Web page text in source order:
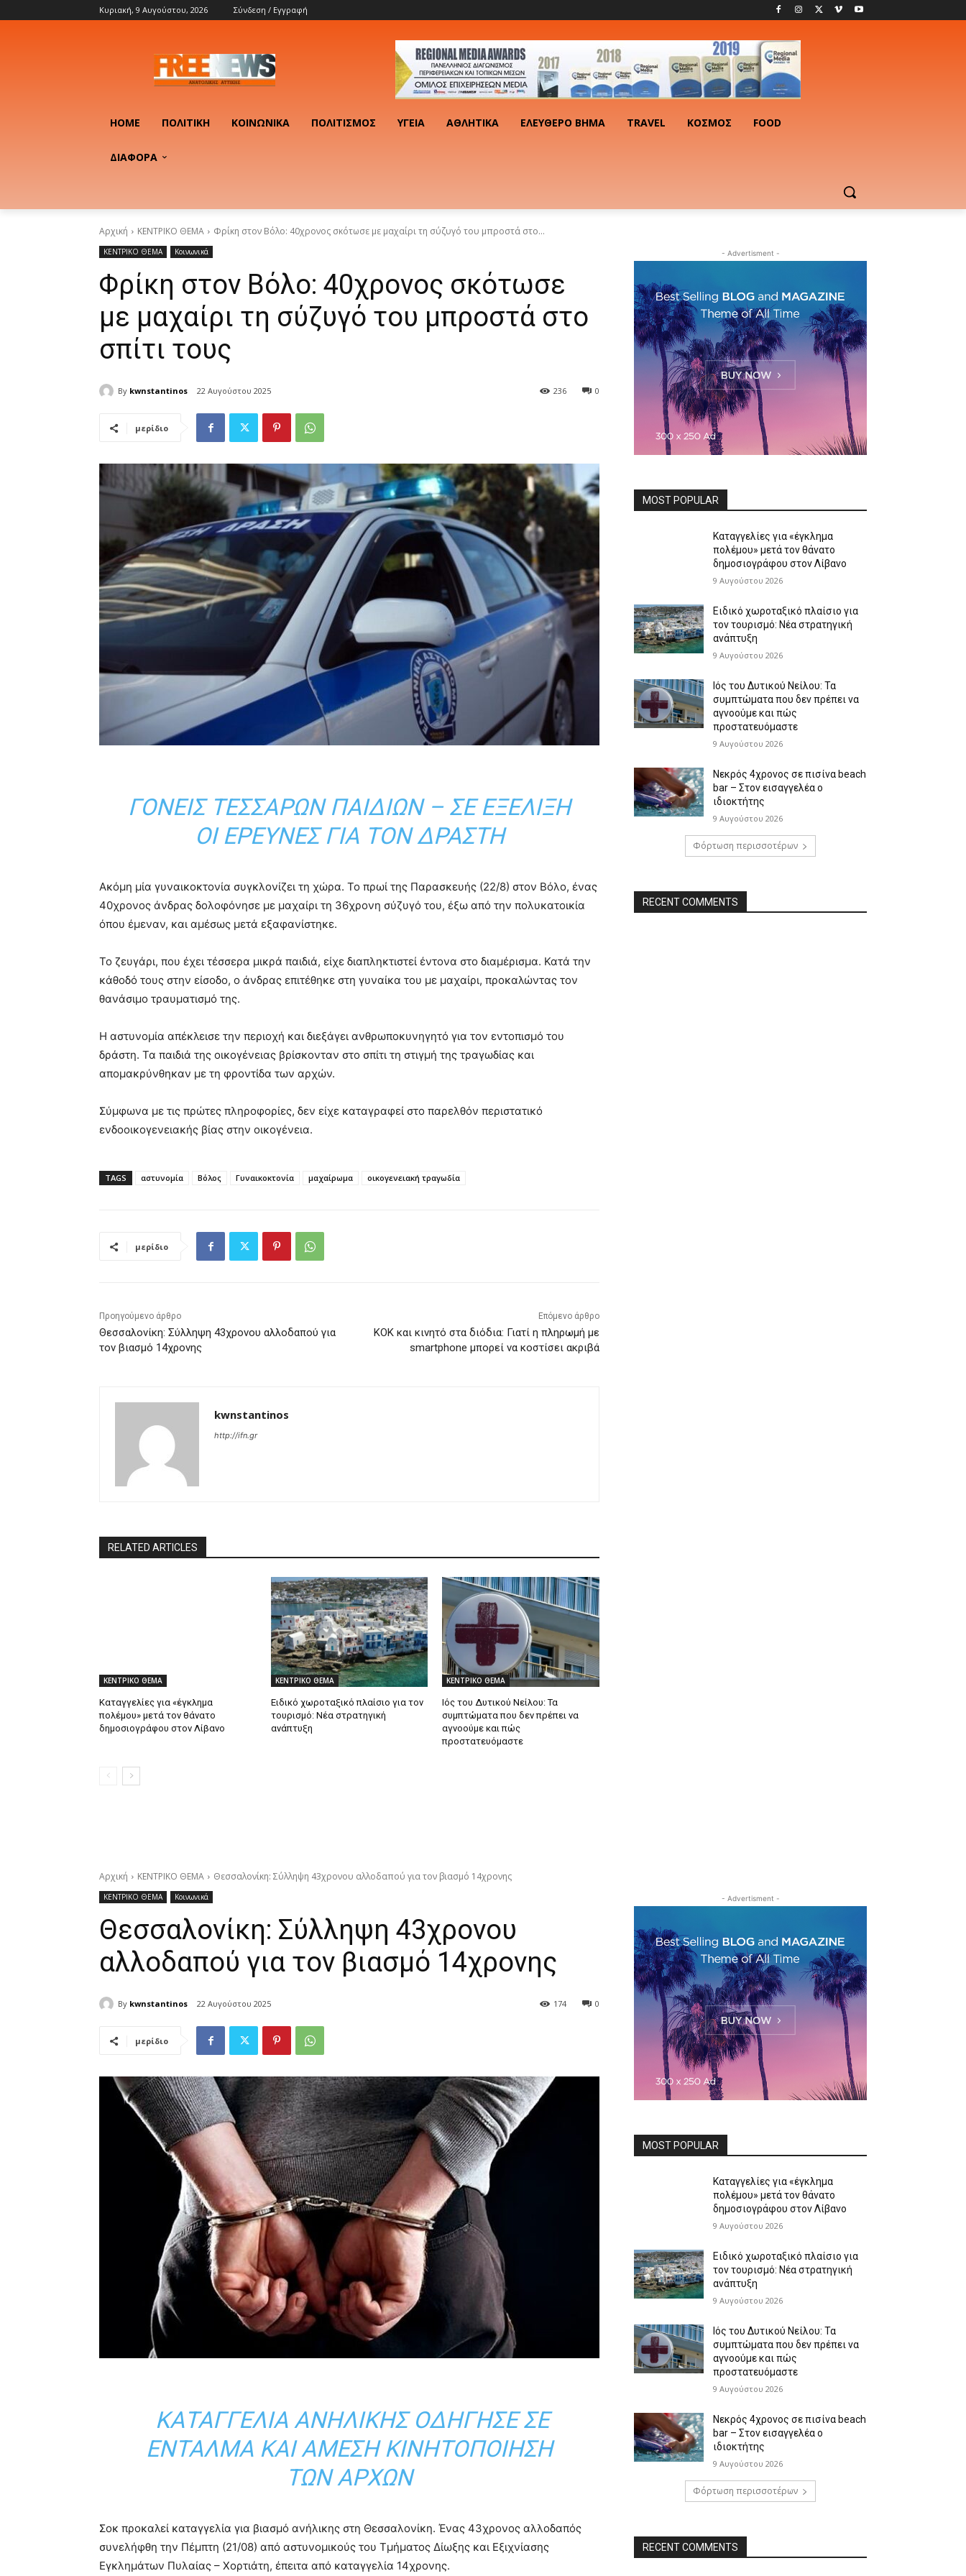
Κυριακή, 9 Αυγούστου, 2026 Σύνδεση / Εγγραφή
HOME ΠΟΛΙΤΙΚΉ ΚΟΙΝΩΝΙΚΆ ΠΟΛΙΤΙΣΜΌΣ ΥΓΕΊΑ ΑΘΛΗΤΙΚΆ ΕΛΕΎΘΕΡΟ ΒΉΜΑ TRAVEL ΚΟΣΜΟΣ FOOD
ΔΙΑΦΟΡΑ
Αρχική ΚΕΝΤΡΙΚΟ ΘΕΜΑ Φρίκη στον Βόλο: 40χρονος σκότωσε με μαχαίρι τη σύζυγό του μπροστά στο...
ΚΕΝΤΡΙΚΟ ΘΕΜΑ Κοινωνικά
Φρίκη στον Βόλο: 40χρονος σκότωσε
με μαχαίρι τη σύζυγό του μπροστά στο
σπίτι τους
By kwnstantinos 22 Αυγούστου 2025 0
236
μερίδιο
ΓΟΝΕΊΣ ΤΕΣΣΆΡΩΝ ΠΑΙΔΙΏΝ – ΣΕ ΕΞΈΛΙΞΗ
ΟΙ ΈΡΕΥΝΕΣ ΓΙΑ ΤΟΝ ΔΡΆΣΤΗ
Ακόμη μία γυναικοκτονία συγκλονίζει τη χώρα. Το πρωί της Παρασκευής (22/8) στον Βόλο, ένας
40χρονος άνδρας δολοφόνησε με μαχαίρι τη 36χρονη σύζυγό του, έξω από την πολυκατοικία
όπου έμεναν, και αμέσως μετά εξαφανίστηκε.
Το ζευγάρι, που έχει τέσσερα μικρά παιδιά, είχε διαπληκτιστεί έντονα στο διαμέρισμα. Κατά την
κάθοδό τους στην είσοδο, ο άνδρας επιτέθηκε στη γυναίκα του με μαχαίρι, προκαλώντας τον
θανάσιμο τραυματισμό της.
Η αστυνομία απέκλεισε την περιοχή και διεξάγει ανθρωποκυνηγητό για τον εντοπισμό του
δράστη. Τα παιδιά της οικογένειας βρίσκονταν στο σπίτι τη στιγμή της τραγωδίας και
απομακρύνθηκαν με τη φροντίδα των αρχών.
Σύμφωνα με τις πρώτες πληροφορίες, δεν είχε καταγραφεί στο παρελθόν περιστατικό
ενδοοικογενειακής βίας στην οικογένεια.
TAGS αστυνομία Βόλος Γυναικοκτονία μαχαίρωμα οικογενειακή τραγωδία
μερίδιο
Προηγούμενο άρθρο
Θεσσαλονίκη: Σύλληψη 43χρονου αλλοδαπού για
τον βιασμό 14χρονης
Επόμενο άρθρο
ΚΟΚ και κινητό στα διόδια: Γιατί η πληρωμή με
smartphone μπορεί να κοστίσει ακριβά
kwnstantinos
http://ifn.gr
RELATED ARTICLES
ΚΕΝΤΡΙΚΟ ΘΕΜΑ
Καταγγελίες για «έγκλημα
πολέμου» μετά τον θάνατο
δημοσιογράφου στον Λίβανο
ΚΕΝΤΡΙΚΟ ΘΕΜΑ
Ειδικό χωροταξικό πλαίσιο για τον
τουρισμό: Νέα στρατηγική
ανάπτυξη
ΚΕΝΤΡΙΚΟ ΘΕΜΑ
Ιός του Δυτικού Νείλου: Τα
συμπτώματα που δεν πρέπει να
αγνοούμε και πώς
προστατευόμαστε
- Advertisment -
MOST POPULAR
Καταγγελίες για «έγκλημα
πολέμου» μετά τον θάνατο
δημοσιογράφου στον Λίβανο
9 Αυγούστου 2026
Ειδικό χωροταξικό πλαίσιο για
τον τουρισμό: Νέα στρατηγική
ανάπτυξη
9 Αυγούστου 2026
Ιός του Δυτικού Νείλου: Τα
συμπτώματα που δεν πρέπει να
αγνοούμε και πώς
προστατευόμαστε
9 Αυγούστου 2026
Νεκρός 4χρονος σε πισίνα beach
bar – Στον εισαγγελέα ο
ιδιοκτήτης
9 Αυγούστου 2026
Φόρτωση περισσοτέρων
RECENT COMMENTS